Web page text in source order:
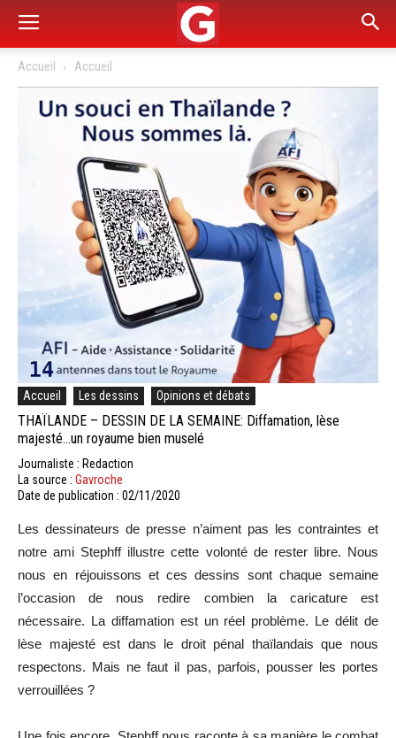
Accueil Accueil
Accueil Les dessins Opinions et débats
THAÏLANDE – DESSIN DE LA SEMAINE: Diffamation, lèse
majesté…un royaume bien muselé
Journaliste : Redaction
La source : Gavroche
Date de publication : 02/11/2020
Les dessinateurs de presse n’aiment pas les contraintes et
notre ami Stephff illustre cette volonté de rester libre. Nous
nous en réjouissons et ces dessins sont chaque semaine
l’occasion de nous redire combien la caricature est
nécessaire. La diffamation est un réel problème. Le délit de
lèse majesté est dans le droit pénal thaïlandais que nous
respectons. Mais ne faut il pas, parfois, pousser les portes
verrouillées ?